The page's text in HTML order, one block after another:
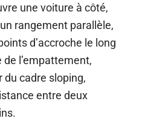
une voiture à côté,
rangement parallèle,
d’accroche le long
l’empattement,
du cadre sloping,
entre deux